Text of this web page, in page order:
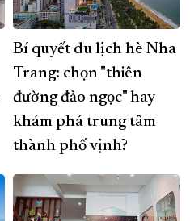
Bí quyết du lịch hè Nha
Trang: chọn "thiên
đường đảo ngọc" hay
khám phá trung tâm
thành phố vịnh?